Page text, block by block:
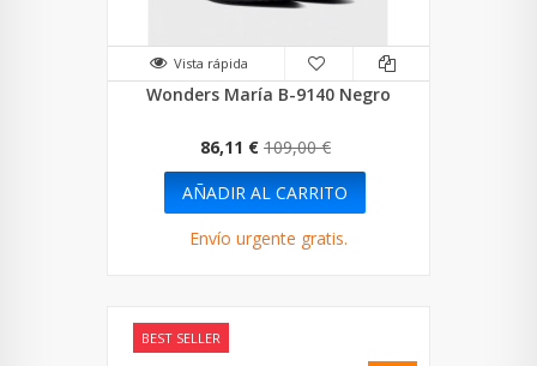
Vista rápida
Wonders María B-9140 Negro
86,11 € 109,00 €
AÑADIR AL CARRITO
Envío urgente gratis.
BEST SELLER